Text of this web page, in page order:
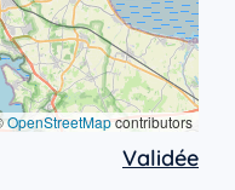
OpenStreetMapcontributors
Validée